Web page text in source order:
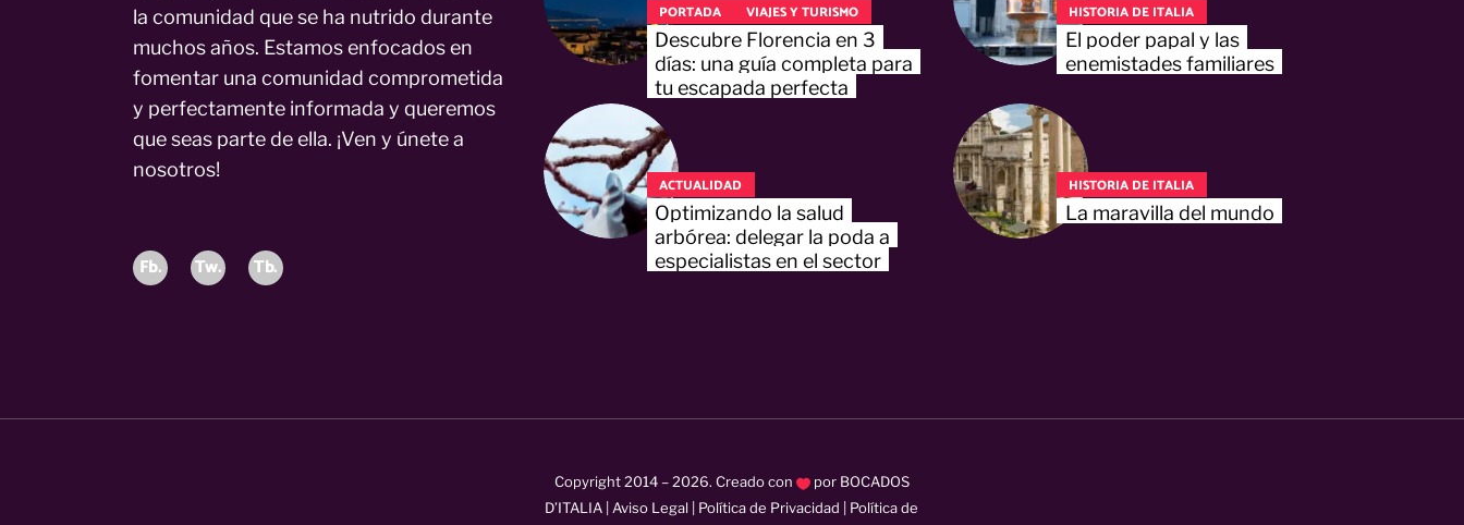
la comunidad que se ha nutrido durante
muchos años. Estamos enfocados en
fomentar una comunidad comprometida
y perfectamente informada y queremos
que seas parte de ella. ¡Ven y únete a
nosotros!
Fb. Tw. Tb.
PORTADA VIAJES Y TURISMO
Descubre Florencia en 3
días: una guía completa para
tu escapada perfecta
ACTUALIDAD
Optimizando la salud
arbórea: delegar la poda a
especialistas en el sector
HISTORIA DE ITALIA
El poder papal y las
enemistades familiares
HISTORIA DE ITALIA
La maravilla del mundo
Copyright 2014 – 2026. Creado con por BOCADOS
D’ITALIA
Aviso Legal Política de Privacidad Política de